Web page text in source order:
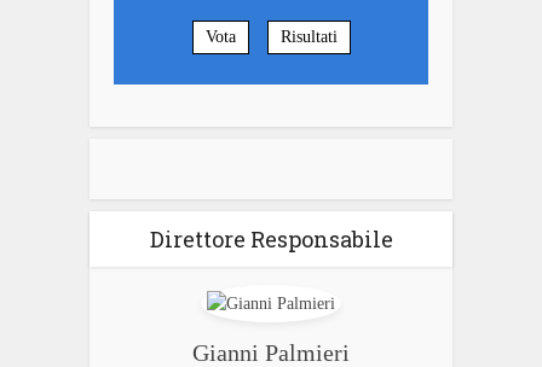
Vota Risultati
Direttore Responsabile
Gianni Palmieri